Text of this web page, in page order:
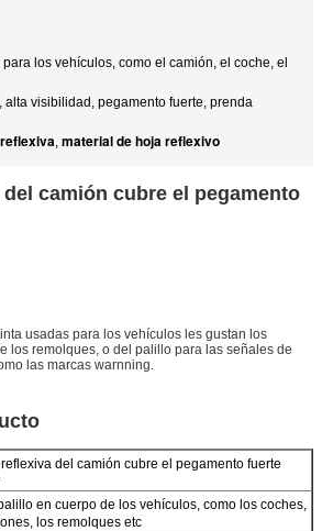
los vehículos, como el camión, el coche, el
alta visibilidad, pegamento fuerte, prenda
, material de hoja reflexivo
camión cubre el pegamento
usadas para los vehículos les gustan los
los remolques, o del palillo para las señales de
las marcas warnning.
del camión cubre el pegamento fuerte
en cuerpo de los vehículos, como los coches,
los remolques etc